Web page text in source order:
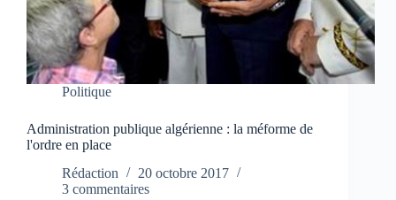
Politique
Administration publique algérienne : la méforme de
l'ordre en place
Rédaction
20 octobre 2017
3 commentaires